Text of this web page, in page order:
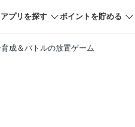
アプリを探す ポイントを貯める
成＆バトルの放置ゲーム